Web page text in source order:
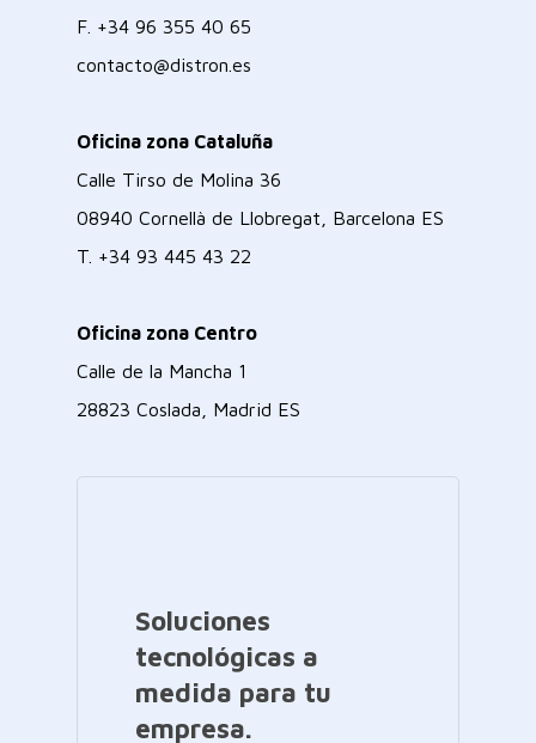
F. +34 96 355 40 65
contacto@distron.es
Oficina zona Cataluña
Calle Tirso de Molina 36
08940 Cornellà de Llobregat, Barcelona ES
T. +34 93 445 43 22
Oficina zona Centro
Calle de la Mancha 1
28823 Coslada, Madrid ES
Soluciones
tecnológicas a
medida para tu
empresa.